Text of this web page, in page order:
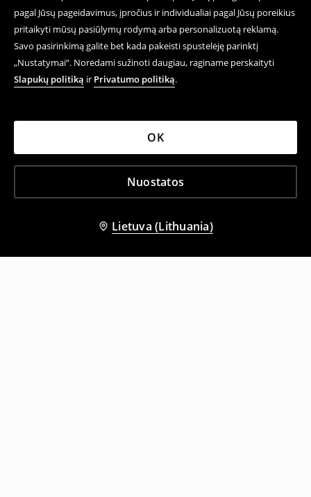
pagal Jūsų pageidavimus, įpročius ir individualiai pagal Jūsų poreikius
pritaikyti mūsų pasiūlymų rodymą arba personalizuotą reklamą.
Savo pasirinkimą galite bet kada pakeisti spustelėję parinktį
„Nustatymai“. Norėdami sužinoti daugiau, raginame perskaityti
Slapukų politiką ir Privatumo politiką.
Nuostatos
OK
Lietuva (Lithuania)